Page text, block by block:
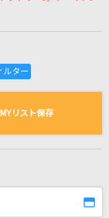
の一覧
Except
MYリスト保存